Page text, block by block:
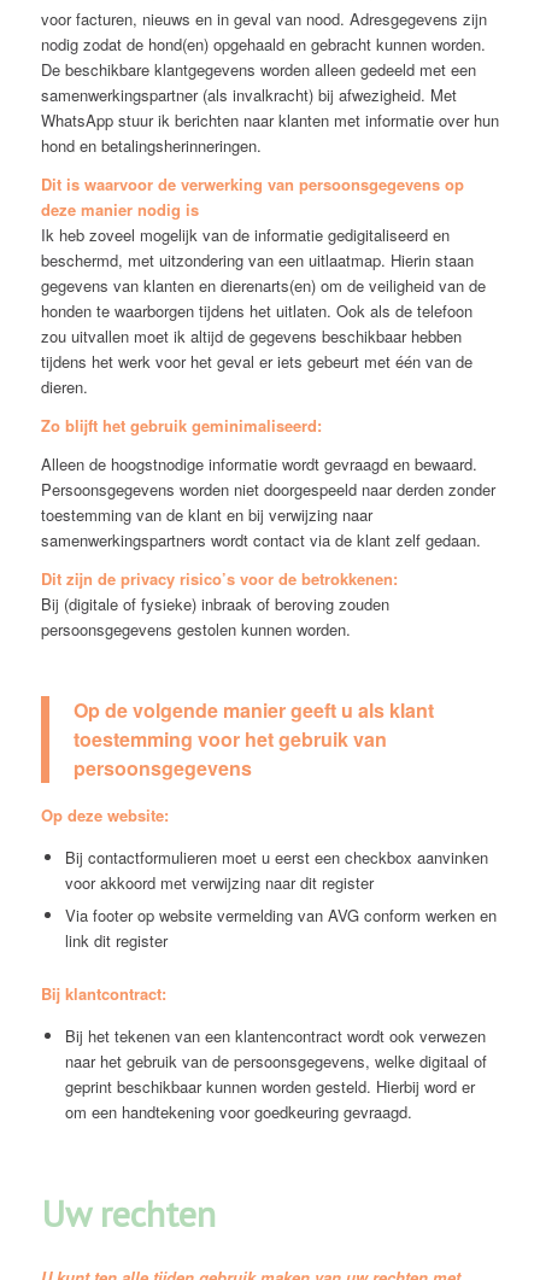
voor facturen, nieuws en in geval van nood. Adresgegevens zijn
nodig zodat de hond(en) opgehaald en gebracht kunnen worden.
De beschikbare klantgegevens worden alleen gedeeld met een
samenwerkingspartner (als invalkracht) bij afwezigheid. Met
WhatsApp stuur ik berichten naar klanten met informatie over hun
hond en betalingsherinneringen.
Dit is waarvoor de verwerking van persoonsgegevens op
deze manier nodig is
Ik heb zoveel mogelijk van de informatie gedigitaliseerd en
beschermd, met uitzondering van een uitlaatmap. Hierin staan
gegevens van klanten en dierenarts(en) om de veiligheid van de
honden te waarborgen tijdens het uitlaten. Ook als de telefoon
zou uitvallen moet ik altijd de gegevens beschikbaar hebben
tijdens het werk voor het geval er iets gebeurt met één van de
dieren.
Zo blijft het gebruik geminimaliseerd:
Alleen de hoogstnodige informatie wordt gevraagd en bewaard.
Persoonsgegevens worden niet doorgespeeld naar derden zonder
toestemming van de klant en bij verwijzing naar
samenwerkingspartners wordt contact via de klant zelf gedaan.
Dit zijn de privacy risico’s voor de betrokkenen:
Bij (digitale of fysieke) inbraak of beroving zouden
persoonsgegevens gestolen kunnen worden.
Op de volgende manier geeft u als klant
toestemming voor het gebruik van
persoonsgegevens
Op deze website:
Bij contactformulieren moet u eerst een checkbox aanvinken
voor akkoord met verwijzing naar dit register
Via footer op website vermelding van AVG conform werken en
link dit register
Bij klantcontract:
Bij het tekenen van een klantencontract wordt ook verwezen
naar het gebruik van de persoonsgegevens, welke digitaal of
geprint beschikbaar kunnen worden gesteld. Hierbij word er
om een handtekening voor goedkeuring gevraagd.
Uw rechten